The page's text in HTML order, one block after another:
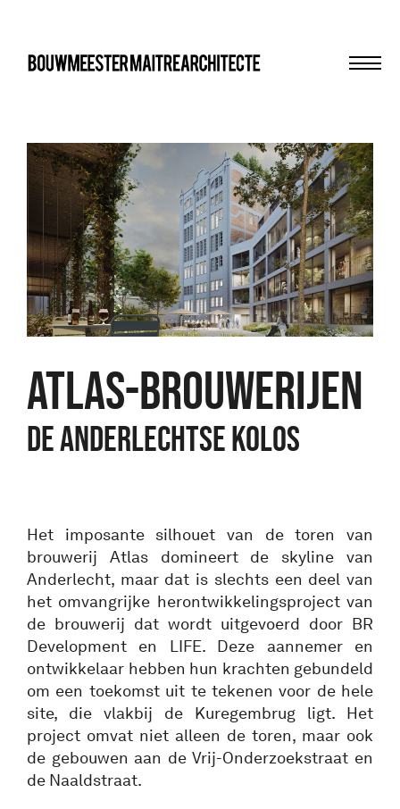
bma
ATLAS-BROUWERIJEN
De anderlechtse kolos
Het imposante silhouet van de toren van
brouwerij Atlas domineert de skyline van
Anderlecht, maar dat is slechts een deel van
het omvangrijke herontwikkelingsproject van
de brouwerij dat wordt uitgevoerd door BR
Development en LIFE. Deze aannemer en
ontwikkelaar hebben hun krachten gebundeld
om een toekomst uit te tekenen voor de hele
site, die vlakbij de Kuregembrug ligt. Het
project omvat niet alleen de toren, maar ook
de gebouwen aan de Vrij-Onderzoekstraat en
de Naaldstraat.